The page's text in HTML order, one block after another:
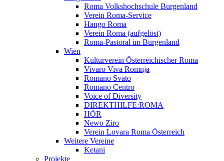
Roma Volkshochschule Burgenland
Verein Roma-Service
Hango Roma
Verein Roma (aufgelöst)
Roma-Pastoral im Burgenland
Wien
Kulturverein Österreichischer Roma
Vivaro Viva Romnja
Romano Svato
Romano Centro
Voice of Diversity
DIREKTHILFE:ROMA
HÖR
Newo Ziro
Verein Lovara Roma Österreich
Weitere Vereine
Ketani
Projekte